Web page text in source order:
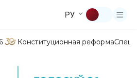
РУ
Конституционная реформа